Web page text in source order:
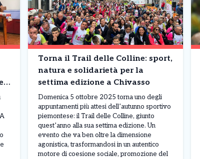
Torna il Trail delle Colline: sport,
natura e solidarietà per la
settima edizione a Chivasso
Domenica 5 ottobre 2025 torna uno degli
appuntamenti più attesi dell’autunno sportivo
piemontese: il Trail delle Colline, giunto
quest’anno alla sua settima edizione. Un
evento che va ben oltre la dimensione
agonistica, trasformandosi in un autentico
motore di coesione sociale, promozione del